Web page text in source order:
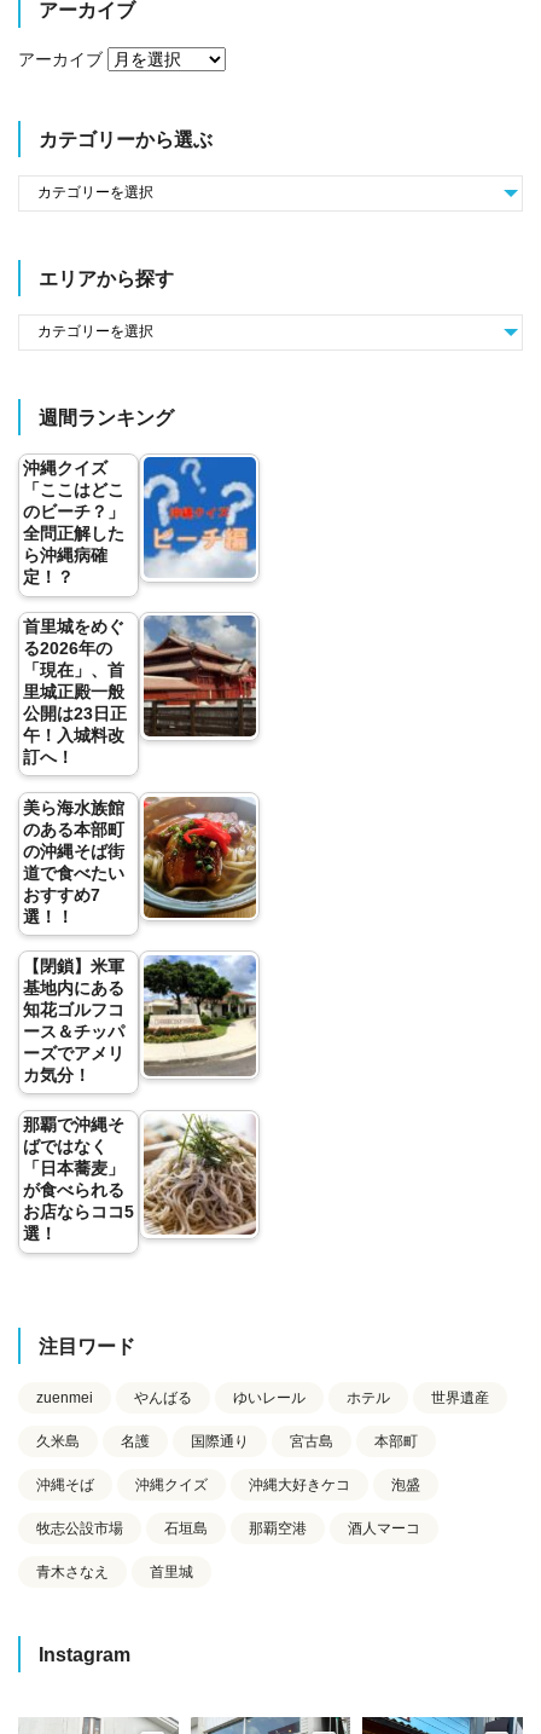
アーカイブ
アーカイブ
カテゴリーから選ぶ
エリアから探す
週間ランキング
沖縄クイズ
「ここはどこ
のビーチ？」
全問正解した
ら沖縄病確
定！？
首里城をめぐ
る2026年の
「現在」、首
里城正殿一般
公開は23日正
午！入城料改
訂へ！
美ら海水族館
のある本部町
の沖縄そば街
道で食べたい
おすすめ7
選！！
【閉鎖】米軍
基地内にある
知花ゴルフコ
ース＆チッパ
ーズでアメリ
カ気分！
那覇で沖縄そ
ばではなく
「日本蕎麦」
が食べられる
お店ならココ5
選！
注目ワード
zuenmei やんばる ゆいレール ホテル 世界遺産
久米島 名護 国際通り 宮古島 本部町
沖縄そば 沖縄クイズ 沖縄大好きケコ 泡盛
牧志公設市場 石垣島 那覇空港 酒人マーコ
青木さなえ 首里城
Instagram